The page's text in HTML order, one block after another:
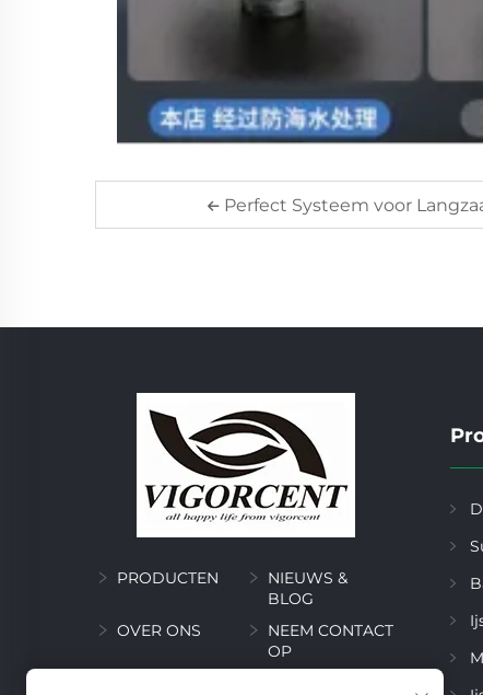
Perfect Systeem voor
PRODUCTEN
NIEUWS &
BLOG
OVER ONS
NEEM CONTACT
OP